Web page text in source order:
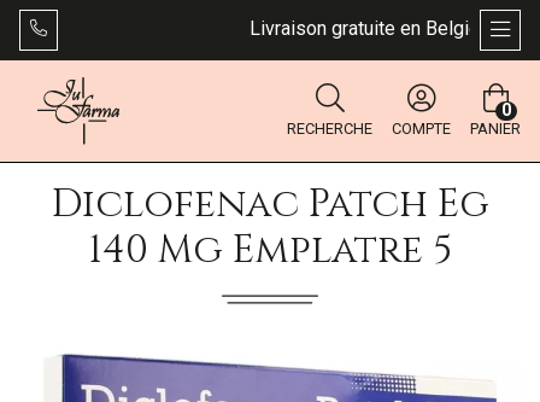
Livraison gratuite en Belgique dès
RECHERCHE COMPTE PANIER
0
Diclofenac Patch Eg
140 Mg Emplatre 5